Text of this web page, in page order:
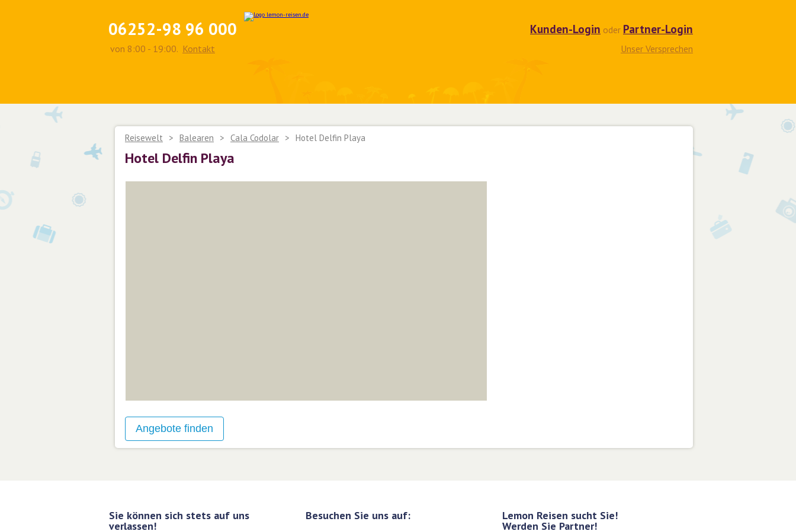
06252-98 96 000
von 8:00 - 19:00. Kontakt
Kunden-Login oder Partner-Login
Unser Versprechen
Reisewelt > Balearen > Cala Codolar > Hotel Delfin Playa
Hotel Delfin Playa
Sie können sich stets auf uns
verlassen!
Besuchen Sie uns auf: Lemon Reisen sucht Sie!
Werden Sie Partner!